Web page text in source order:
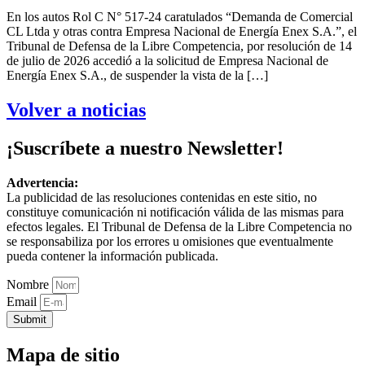
En los autos Rol C N° 517-24 caratulados “Demanda de Comercial
CL Ltda y otras contra Empresa Nacional de Energía Enex S.A.”, el
Tribunal de Defensa de la Libre Competencia, por resolución de 14
de julio de 2026 accedió a la solicitud de Empresa Nacional de
Energía Enex S.A., de suspender la vista de la […]
Volver a noticias
¡Suscríbete a nuestro Newsletter!
Advertencia:
La publicidad de las resoluciones contenidas en este sitio, no
constituye comunicación ni notificación válida de las mismas para
efectos legales. El Tribunal de Defensa de la Libre Competencia no
se responsabiliza por los errores u omisiones que eventualmente
pueda contener la información publicada.
Nombre
Email
Submit
Mapa de sitio